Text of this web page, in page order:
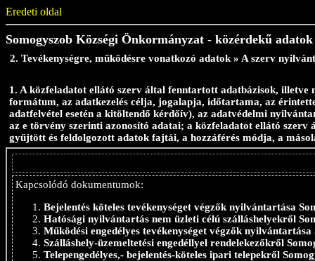
Eredeti oldal
Somogyszob Községi Önkormányzat - közérdekű adatok
2. Tevékenységre, működésre vonatkozó adatok » A szerv
1. A közfeladatot ellátó szerv által fenntartott adatbázisok,
formátum, az adatkezelés célja, jogalapja, időtartama, az
adatfelvétel esetén a kitöltendő kérdőív), az adatvédelmi
az e törvény szerinti azonosító adatai; a közfeladatot ellátó szerv
gyűjtött és feldolgozott adatok fajtái, a hozzáférés módja, a
Kapcsolódó dokumentumok:
Bejelentés köteles tevékenységet végzők nyilvántartása
Hatósági nyilvántartás nem üzleti célú szálláshelyekről
Működési engedélyes tevékenységet végzők nyilvántartása
Szálláshely-üzemeltetési engedéllyel rendelekezőkről
Telepengedélyes,- bejelentés-köteles ipari telepekről